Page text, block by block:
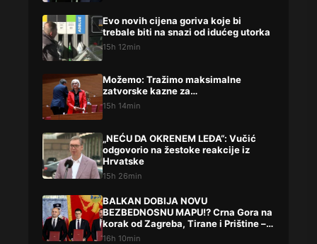
Evo novih cijena goriva koje bi
trebale biti na snazi od idućeg utorka
15h 12min
Možemo: Tražimo maksimalne
zatvorske kazne za…
15h 14min
„NEĆU DA OKRENEM LEĐA“: Vučić
odgovorio na žestoke reakcije iz
Hrvatske
15h 26min
BALKAN DOBIJA NOVU
BEZBEDNOSNU MAPU!? Crna Gora na
korak od Zagreba, Tirane i Prištine –
detalji koji su podigli prašinu
16h 10min